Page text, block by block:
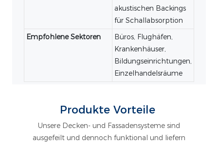
akustischen Backings
für Schallabsorption
Empfohlene Sektoren
Büros, Flughäfen,
Krankenhäuser,
Bildungseinrichtungen,
Einzelhandelsräume
Produkte Vorteile
Unsere Decken- und Fassadensysteme sind
ausgefeilt und dennoch funktional und liefern